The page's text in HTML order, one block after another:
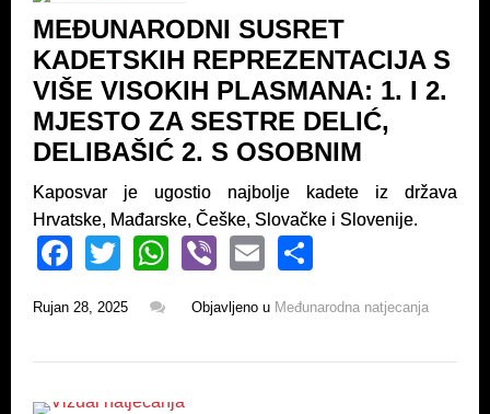
o
k
p
MEĐUNARODNI SUSRET
KADETSKIH REPREZENTACIJA S
VIŠE VISOKIH PLASMANA: 1. I 2.
MJESTO ZA SESTRE DELIĆ,
DELIBAŠIĆ 2. S OSOBNIM
Kaposvar je ugostio najbolje kadete iz država
Hrvatske, Mađarske, Češke, Slovačke i Slovenije.
F
c
e
T
tt
er
W
at
s
Vi
er
E
ail ar
e
Rujan 28, 2025 Objavljeno u Međunarodna natjecanja